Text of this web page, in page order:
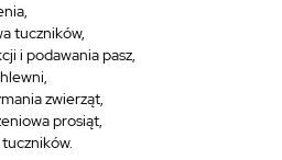
tuczników,
i podawania pasz,
zwierząt,
prosiąt,